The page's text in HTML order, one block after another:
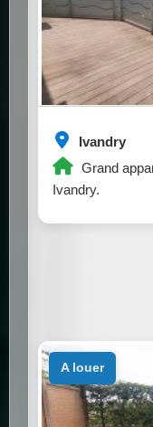
Ivandry
Grand
Ivandry.
a louer